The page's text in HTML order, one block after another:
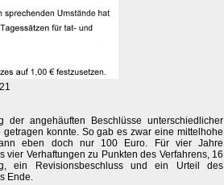
der angehäuften Beschlüsse unterschiedlicher
konnte. So gab es zwar eine mittelhohe
eben doch nur 100 Euro. Für vier Jahre
Verhaftungen zu Punkten des Verfahrens, 16
ein Revisionsbeschluss und ein Urteil des
Ende.